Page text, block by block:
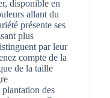
disponible en
allant du
présente ses
plus
par leur
compte de la
de la taille
des